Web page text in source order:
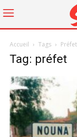
Accueil Tags Préfet
Tag: préfet